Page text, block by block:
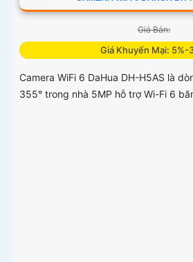
Giá Bán:
Giá Khuyến Mại: 5%-
Camera WiFi 6 DaHua DH-H5AS là
355° trong nhà 5MP hỗ trợ Wi-Fi 6